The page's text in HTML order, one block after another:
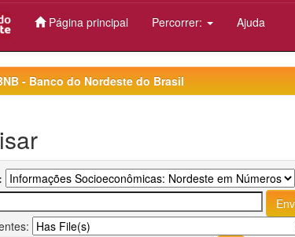
Página principal Percorrer: Ajuda
- Banco do Nordeste do Brasil